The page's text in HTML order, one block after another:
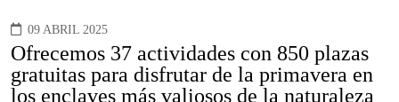
09 ABRIL 2025
Ofrecemos 37 actividades con 850 plazas
gratuitas para disfrutar de la primavera en
los enclaves más valiosos de la naturaleza